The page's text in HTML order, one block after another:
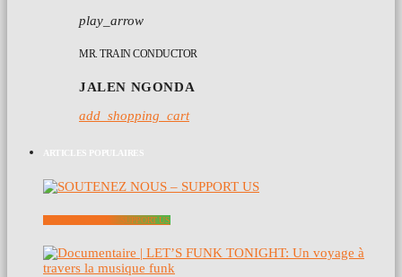
play_arrow
MR. TRAIN CONDUCTOR
JALEN NGONDA
add_shopping_cart
ARTICLES POPULAIRES
SOUTENEZ NOUS – SUPPORT US